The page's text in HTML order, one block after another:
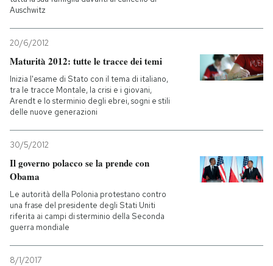
Auschwitz
20/6/2012
Maturità 2012: tutte le tracce dei temi
Inizia l'esame di Stato con il tema di italiano,
tra le tracce Montale, la crisi e i giovani,
Arendt e lo sterminio degli ebrei, sogni e stili
delle nuove generazioni
30/5/2012
Il governo polacco se la prende con
Obama
Le autorità della Polonia protestano contro
una frase del presidente degli Stati Uniti
riferita ai campi di sterminio della Seconda
guerra mondiale
8/1/2017